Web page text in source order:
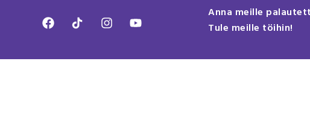
Anna meille
Tule meille töihin!